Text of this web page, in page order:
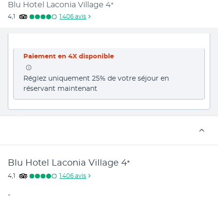
Blu Hotel Laconia Village 4*
4,1 1 406 avis
Paiement en 4X disponible
Réglez uniquement 25% de votre séjour en
réservant maintenant
Blu Hotel Laconia Village 4*
4,1 1 406 avis
-